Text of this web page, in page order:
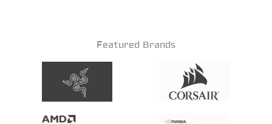
Featured Brands